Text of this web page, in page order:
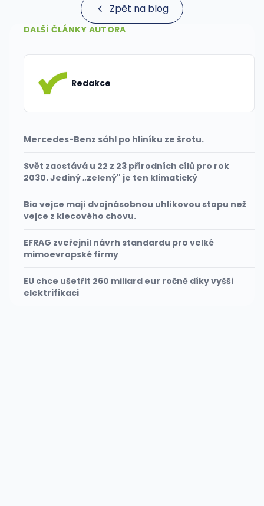
Zpět na blog
DALŠÍ ČLÁNKY AUTORA
Redakce
Mercedes-Benz sáhl po hliníku ze šrotu.
Svět zaostává u 22 z 23 přírodních cílů pro rok
2030. Jediný „zelený" je ten klimatický
Bio vejce mají dvojnásobnou uhlíkovou stopu než
vejce z klecového chovu.
EFRAG zveřejnil návrh standardu pro velké
mimoevropské firmy
EU chce ušetřit 260 miliard eur ročně díky vyšší
elektrifikaci